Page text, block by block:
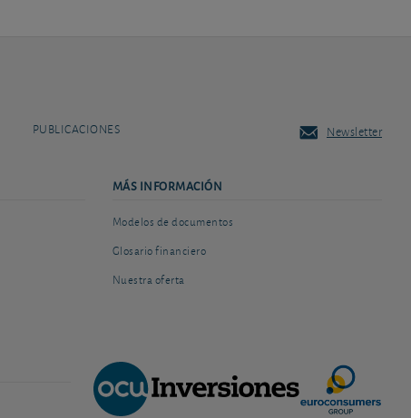
PUBLICACIONES Newsletter
MÁS INFORMACIÓN
Modelos de documentos
Glosario financiero
Nuestra oferta